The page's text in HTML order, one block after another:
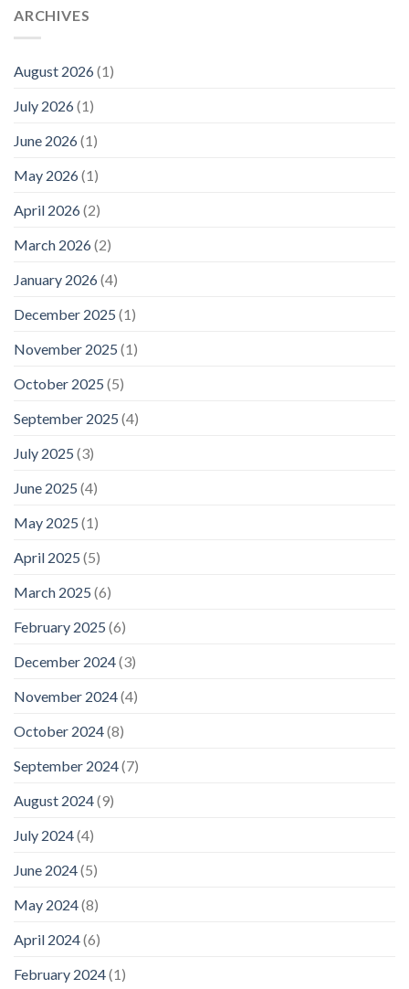
ARCHIVES
August 2026(1)
July 2026(1)
June 2026(1)
May 2026(1)
April 2026(2)
March 2026(2)
January 2026(4)
December 2025 (1)
November 2025 (1)
October 2025 (5)
September 2025 (4)
July 2025 (3)
June 2025 (4)
May 2025 (1)
April 2025 (5)
March 2025 (6)
February 2025 (6)
December 2024(3)
November 2024(4)
October 2024(8)
September 2024(7)
August 2024(9)
July 2024(4)
June 2024(5)
May 2024(8)
April 2024(6)
February 2024(1)